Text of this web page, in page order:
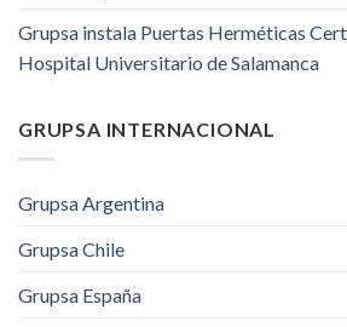
Grupsa instala Puertas Herméticas
Hospital Universitario de Salamanca
GRUPSA INTERNACIONAL
Grupsa Argentina
Grupsa Chile
Grupsa España